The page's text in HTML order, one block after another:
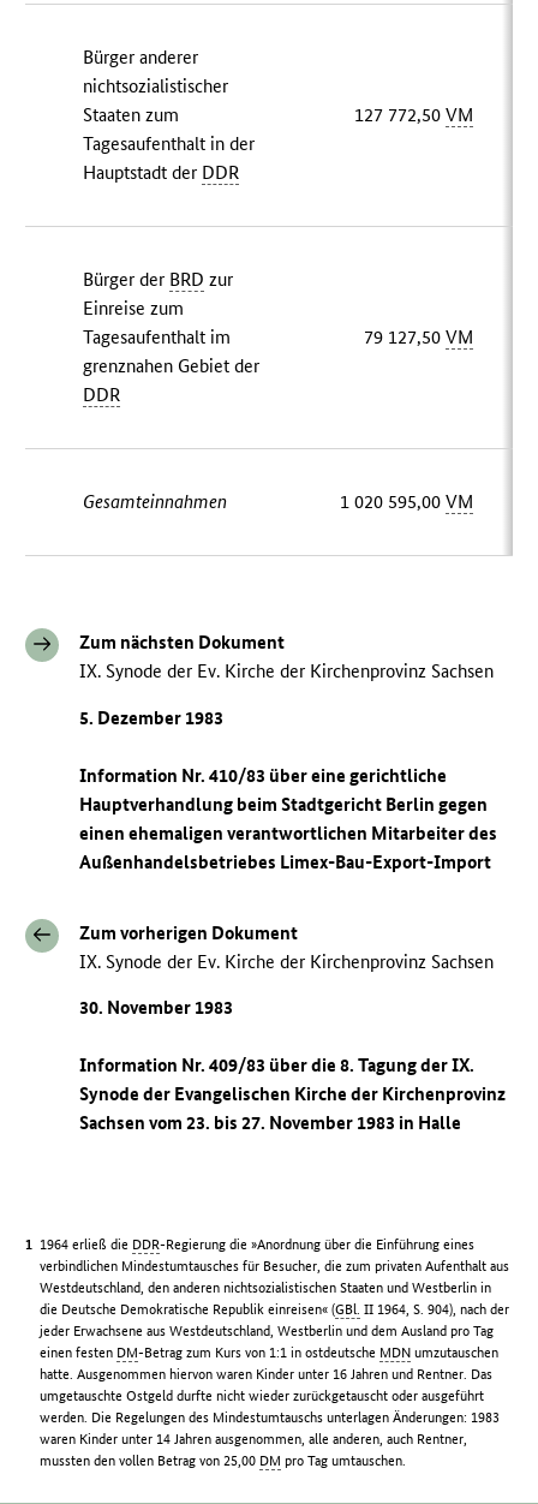
Bürger anderer
nichtsozialistischer
Staaten zum
Tagesaufenthalt in der
Hauptstadt der DDR
127 772,50VM
Bürger der BRD zur
Einreise zum
Tagesaufenthalt im
grenznahen Gebiet der
DDR
79 127,50VM
Gesamteinnahmen 1 020 595,00VM
Zum nächsten Dokument
IX. Synode der Ev. Kirche der Kirchenprovinz Sachsen
5. Dezember 1983
Information Nr. 410/83 über eine gerichtliche
Hauptverhandlung beim Stadtgericht Berlin gegen
einen ehemaligen verantwortlichen Mitarbeiter des
Außenhandelsbetriebes Limex-Bau-Export-Import
Zum vorherigen Dokument
IX. Synode der Ev. Kirche der Kirchenprovinz Sachsen
30. November 1983
Information Nr. 409/83 über die 8. Tagung der IX.
Synode der Evangelischen Kirche der Kirchenprovinz
Sachsen vom 23. bis 27. November 1983 in Halle
1964 erließ die DDR-Regierung die »Anordnung über die Einführung eines
verbindlichen Mindestumtausches für Besucher, die zum privaten Aufenthalt aus
Westdeutschland, den anderen nichtsozialistischen Staaten und Westberlin in
die Deutsche Demokratische Republik einreisen« (GBl. II 1964, S. 904), nach der
jeder Erwachsene aus Westdeutschland, Westberlin und dem Ausland pro Tag
einen festen DM-Betrag zum Kurs von 1:1 in ostdeutsche MDN umzutauschen
hatte. Ausgenommen hiervon waren Kinder unter 16 Jahren und Rentner. Das
umgetauschte Ostgeld durfte nicht wieder zurückgetauscht oder ausgeführt
werden. Die Regelungen des Mindestumtauschs unterlagen Änderungen: 1983
waren Kinder unter 14 Jahren ausgenommen, alle anderen, auch Rentner,
mussten den vollen Betrag von 25,00 DM pro Tag umtauschen.